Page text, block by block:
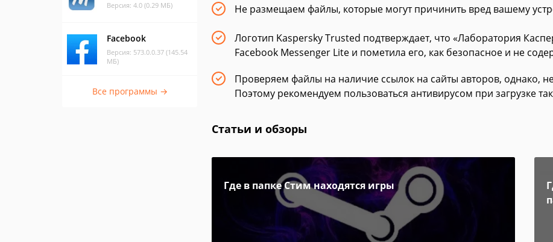
Версия: 4.0 (0.29 МБ)
Facebook
Версия: 573.0.0.37 (145.54
МБ)
Все программы →
Не размещаем файлы, которые могут причинить вред вашему
Логотип Kaspersky Trusted подтверждает, что «Лаборатория
Facebook Messenger Lite и пометила его, как безопасное и не
Проверяем файлы на наличие ссылок на сайты авторов, однако,
Поэтому рекомендуем пользоваться антивирусом при загрузке
Статьи и обзоры
Где в папке Стим находятся игры